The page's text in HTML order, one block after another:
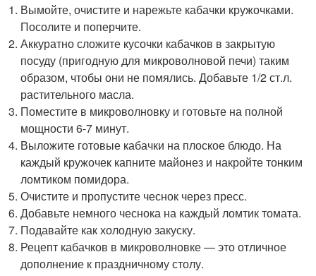
Вымойте, очистите и нарежьте кабачки кружочками.
Посолите и поперчите.
Аккуратно сложите кусочки кабачков в закрытую
посуду (пригодную для микроволновой печи) таким
образом, чтобы они не помялись. Добавьте 1/2 ст.л.
растительного масла.
Поместите в микроволновку и готовьте на полной
мощности 6-7 минут.
Выложите готовые кабачки на плоское блюдо. На
каждый кружочек капните майонез и накройте тонким
ломтиком помидора.
Очистите и пропустите чеснок через пресс.
Добавьте немного чеснока на каждый ломтик томата.
Подавайте как холодную закуску.
Рецепт кабачков в микроволновке — это отличное
дополнение к праздничному столу.